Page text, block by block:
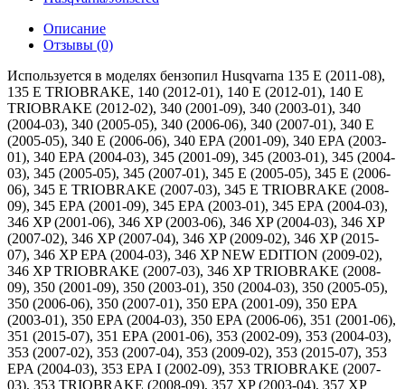
Описание
Отзывы (0)
Используется в моделях бензопил Husqvarna 135 E (2011-08),
135 E TRIOBRAKE, 140 (2012-01), 140 E (2012-01), 140 E
TRIOBRAKE (2012-02), 340 (2001-09), 340 (2003-01), 340
(2004-03), 340 (2005-05), 340 (2006-06), 340 (2007-01), 340 E
(2005-05), 340 E (2006-06), 340 EPA (2001-09), 340 EPA (2003-
01), 340 EPA (2004-03), 345 (2001-09), 345 (2003-01), 345 (2004-
03), 345 (2005-05), 345 (2007-01), 345 E (2005-05), 345 E (2006-
06), 345 E TRIOBRAKE (2007-03), 345 E TRIOBRAKE (2008-
09), 345 EPA (2001-09), 345 EPA (2003-01), 345 EPA (2004-03),
346 XP (2001-06), 346 XP (2003-06), 346 XP (2004-03), 346 XP
(2007-02), 346 XP (2007-04), 346 XP (2009-02), 346 XP (2015-
07), 346 XP EPA (2004-03), 346 XP NEW EDITION (2009-02),
346 XP TRIOBRAKE (2007-03), 346 XP TRIOBRAKE (2008-
09), 350 (2001-09), 350 (2003-01), 350 (2004-03), 350 (2005-05),
350 (2006-06), 350 (2007-01), 350 EPA (2001-09), 350 EPA
(2003-01), 350 EPA (2004-03), 350 EPA (2006-06), 351 (2001-06),
351 (2015-07), 351 EPA (2001-06), 353 (2002-09), 353 (2004-03),
353 (2007-02), 353 (2007-04), 353 (2009-02), 353 (2015-07), 353
EPA (2004-03), 353 EPA I (2002-09), 353 TRIOBRAKE (2007-
03), 353 TRIOBRAKE (2008-09), 357 XP (2003-04), 357 XP